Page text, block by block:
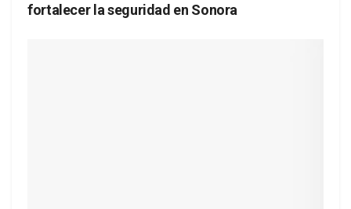
fortalecer la seguridad en Sonora